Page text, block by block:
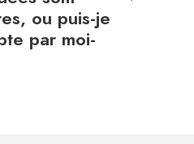
ou puis-je
par moi-